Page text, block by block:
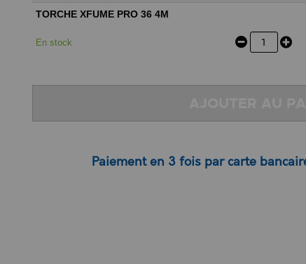
TORCHE XFUME PRO 36 4M
En stock
Paiement en 3 fois par carte